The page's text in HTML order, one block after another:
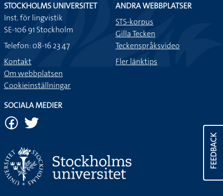
FEEDBACK
STOCKHOLMS UNIVERSITET
Inst. för lingvistik
SE-106 91 Stockholm
Telefon: 08-16 23 47
Kontakt
Om webbplatsen
Cookieinställningar
ANDRA WEBBPLATSER
STS-korpus
Gilla Tecken
Teckenspråksvideo
Fler länktips
SOCIALA MEDIER